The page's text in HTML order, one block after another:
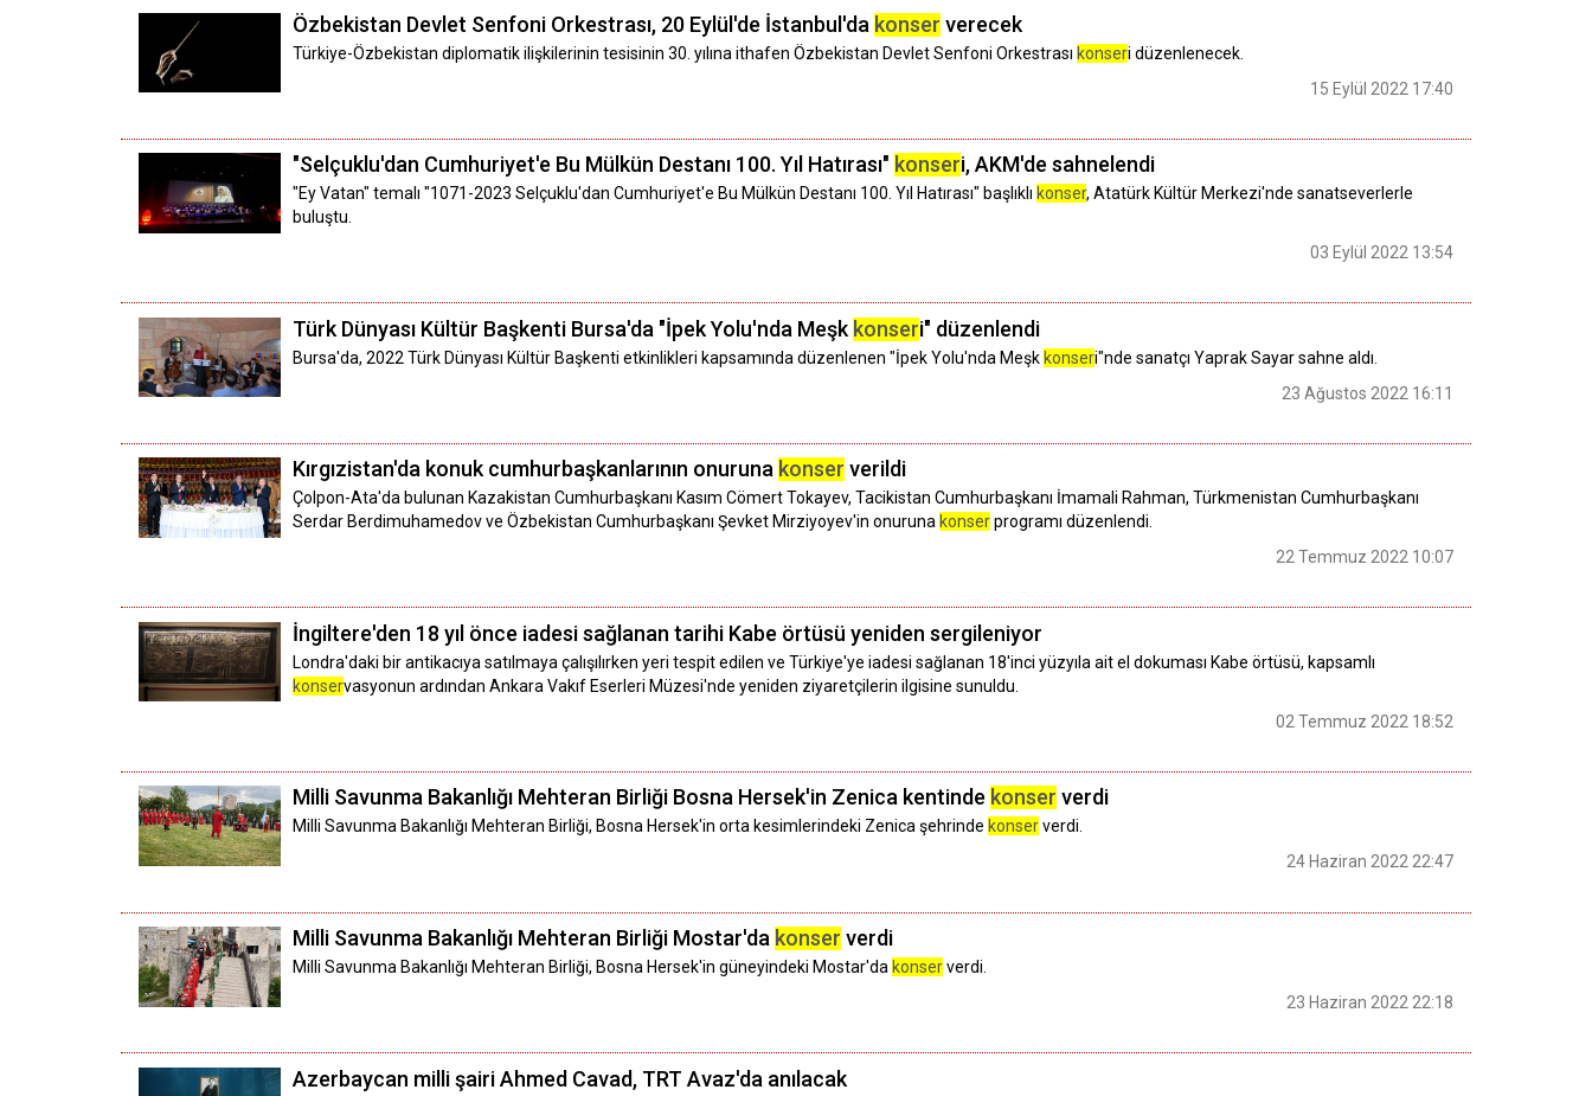
Özbekistan Devlet Senfoni Orkestrası, 20 Eylül'de İstanbul'da konser verecek
Türkiye-Özbekistan diplomatik ilişkilerinin tesisinin 30. yılına ithafen Özbekistan Devlet Senfoni Orkestrası konseri düzenlenecek.
15 Eylül 2022 17:40
"Selçuklu'dan Cumhuriyet'e Bu Mülkün Destanı 100. Yıl Hatırası" konseri, AKM'de sahnelendi
"Ey Vatan" temalı "1071-2023 Selçuklu'dan Cumhuriyet'e Bu Mülkün Destanı 100. Yıl Hatırası" başlıklı konser, Atatürk Kültür Merkezi'nde sanatseverlerle
buluştu.
03 Eylül 2022 13:54
Türk Dünyası Kültür Başkenti Bursa'da "İpek Yolu'nda Meşk konseri" düzenlendi
Bursa'da, 2022 Türk Dünyası Kültür Başkenti etkinlikleri kapsamında düzenlenen "İpek Yolu'nda Meşk konseri"nde sanatçı Yaprak Sayar sahne aldı.
23 Ağustos 2022 16:11
Kırgızistan'da konuk cumhurbaşkanlarının onuruna konser verildi
Çolpon-Ata'da bulunan Kazakistan Cumhurbaşkanı Kasım Cömert Tokayev, Tacikistan Cumhurbaşkanı İmamali Rahman, Türkmenistan Cumhurbaşkanı
Serdar Berdimuhamedov ve Özbekistan Cumhurbaşkanı Şevket Mirziyoyev'in onuruna konserprogramı düzenlendi.
22 Temmuz 2022 10:07
İngiltere'den 18 yıl önce iadesi sağlanan tarihi Kabe örtüsü yeniden sergileniyor
Londra'daki bir antikacıya satılmaya çalışılırken yeri tespit edilen ve Türkiye'ye iadesi sağlanan 18'inci yüzyıla ait el dokuması Kabe örtüsü, kapsamlı
konservasyonun ardından Ankara Vakıf Eserleri Müzesi'nde yeniden ziyaretçilerin ilgisine sunuldu.
02 Temmuz 2022 18:52
Milli Savunma Bakanlığı Mehteran Birliği Bosna Hersek'in Zenica kentinde konser verdi
Milli Savunma Bakanlığı Mehteran Birliği, Bosna Hersek'in orta kesimlerindeki Zenica şehrinde konserverdi.
24 Haziran 2022 22:47
Milli Savunma Bakanlığı Mehteran Birliği Mostar'da konser verdi
Milli Savunma Bakanlığı Mehteran Birliği, Bosna Hersek'in güneyindeki Mostar'da konserverdi.
23 Haziran 2022 22:18
Azerbaycan milli şairi Ahmed Cavad, TRT Avaz'da anılacak